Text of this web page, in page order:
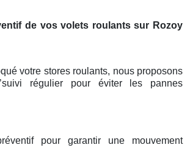
de vos volets roulants sur Rozoy
votre stores roulants, nous proposons
régulier pour éviter les pannes
pour garantir une mouvement